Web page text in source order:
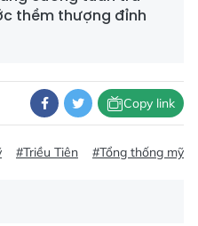
thềm thượng đỉnh
Copy link
#Triều Tiên #Tổng thống mỹ